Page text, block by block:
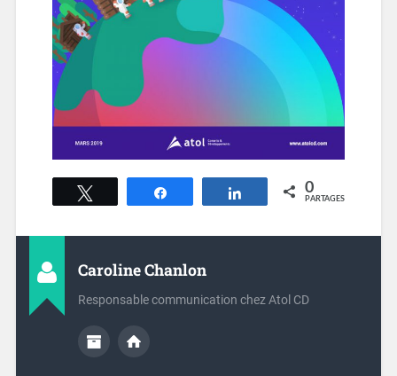
Partagez 0
PARTAGES
Caroline Chanlon
Responsable communication chez Atol CD